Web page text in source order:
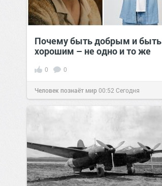
Почему быть добрым и быть
хорошим – не одно и то же
0 0
Человек познаёт мир00:52 Сегодня